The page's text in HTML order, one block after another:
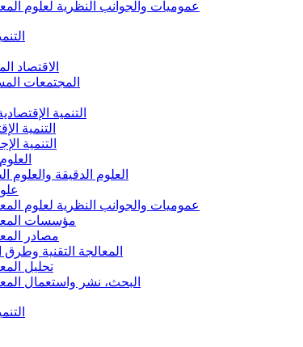
عموميات والجوانب النظرية لعلوم
الاقتصاد
المجتمعات
التنمية
التنمية
التنمية
العلوم الدقيقة والعلوم
عموميات والجوانب النظرية لعلوم
مؤسسات
مصادر
المعالجة التقنية وطرق
تحليل
البحث، نشر واستعمال